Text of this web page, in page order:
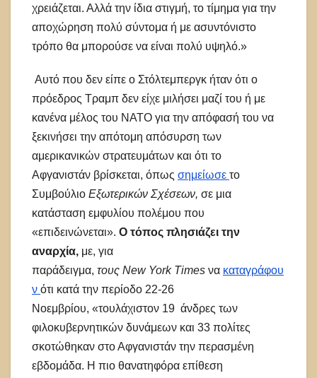
χρειάζεται. Αλλά την ίδια στιγμή, το τίμημα για την
αποχώρηση πολύ σύντομα ή με ασυντόνιστο
τρόπο θα μπορούσε να είναι πολύ υψηλό.»
Αυτό που δεν είπε ο Στόλτεμπεργκ ήταν ότι ο
πρόεδρος Τραμπ δεν είχε μιλήσει μαζί του ή με
κανένα μέλος του ΝΑΤΟ για την απόφασή του να
ξεκινήσει την απότομη απόσυρση των
αμερικανικών στρατευμάτων και ότι το
Αφγανιστάν βρίσκεται, όπως σημείωσε το
Συμβούλιο Εξωτερικών Σχέσεων, σε μια
κατάσταση εμφυλίου πολέμου που
«επιδεινώνεται». Ο τόπος πλησιάζει την
αναρχία, με, για
παράδειγμα, τους New York Times να καταγράφου
ν ότι κατά την περίοδο 22-26
Νοεμβρίου, «τουλάχιστον 19 άνδρες των
φιλοκυβερνητικών δυνάμεων και 33 πολίτες
σκοτώθηκαν στο Αφγανιστάν την περασμένη
εβδομάδα. Η πιο θανατηφόρα επίθεση